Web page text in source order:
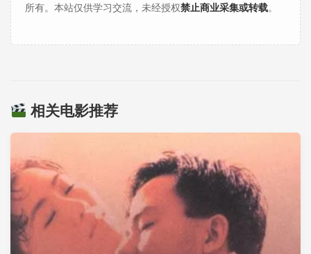
所有。本站仅供学习交流，未经授权禁止商业采集或转载。
相关电影推荐